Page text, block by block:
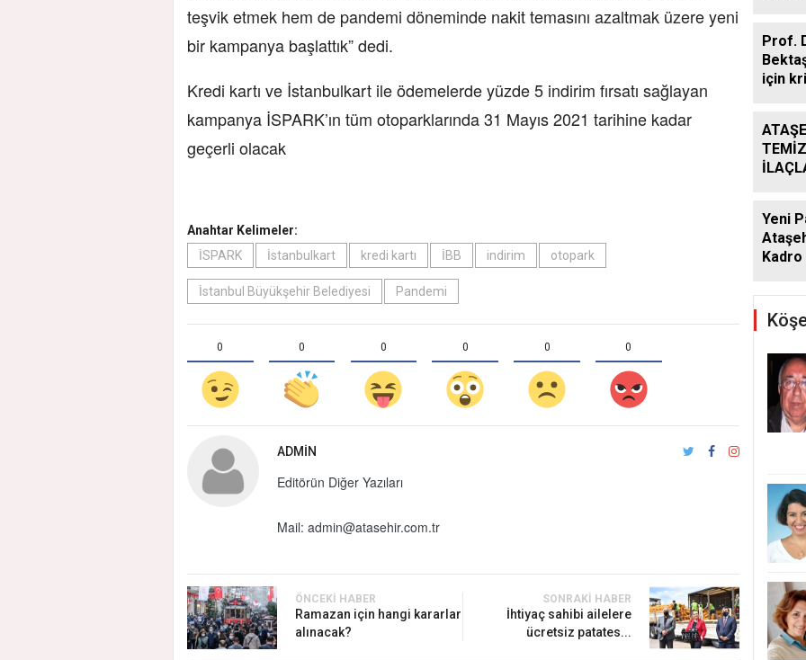
teşvik etmek hem de pandemi döneminde nakit temasını azaltmak üzere yeni
bir kampanya başlattık” dedi.
Kredi kartı ve İstanbulkart ile ödemelerde yüzde 5 indirim fırsatı sağlayan
kampanya İSPARK’ın tüm otoparklarında 31 Mayıs 2021 tarihine kadar
geçerli olacak
Anahtar Kelimeler:
İSPARK
İstanbulkart kredi kartı İBB indirim otopark
İstanbul Büyükşehir Belediyesi Pandemi
0 0 0 0 0 0
ADMIN
Editörün Diğer Yazıları
Mail: admin@atasehir.com.tr
ÖNCEKI HABER
Ramazan için hangi kararlar
alınacak?
SONRAKI HABER
İhtiyaç sahibi ailelere
ücretsiz patates...
Prof.
için
Yeni